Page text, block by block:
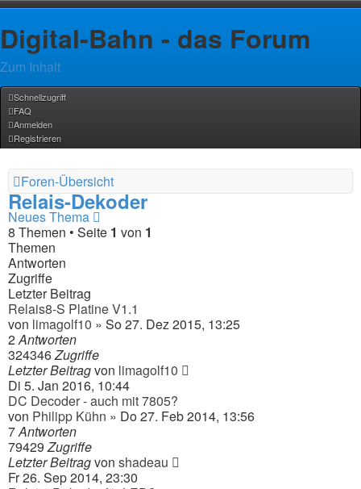
Digital-Bahn - das Forum
Zum Inhalt
Schnellzugriff
FAQ
Anmelden
Registrieren
Foren-Übersicht
Relais-Dekoder
Neues Thema
8 Themen • Seite 1 von 1
Themen
Antworten
Zugriffe
Letzter Beitrag
Relais8-S Platine V1.1
von limagolf10 » So 27. Dez 2015, 13:25
2Antworten
324346Zugriffe
Letzter Beitragvon limagolf10
Di 5. Jan 2016, 10:44
DC Decoder - auch mit 7805?
von Philipp Kühn » Do 27. Feb 2014, 13:56
7Antworten
79429Zugriffe
Letzter Beitragvon shadeau
Fr 26. Sep 2014, 23:30